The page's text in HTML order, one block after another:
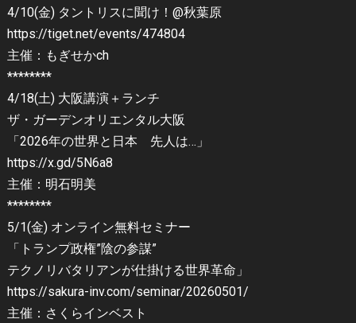
4/10(金) タントリスに聞け！@秋葉原
https://tiget.net/events/474804
主催：もぎせかch
********
4/18(土) 大阪講演＋ランチ
ザ・ガーデンオリエンタル大阪
「2026年の世界と日本 先人は…」
https://x.gd/5N6a8
主催：明石明美
********
5/1(金) オンライン無料セミナー
「トランプ政権”陰の参謀”
テクノリバタリアンが仕掛ける世界革命」
https://sakura-inv.com/seminar/20260501/
主催：さくらインベスト